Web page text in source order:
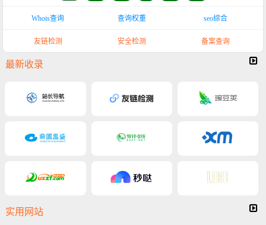
Whois查询 查询权重 seo综合
友链检测 安全检测 备案查询
最新收录
实用网站